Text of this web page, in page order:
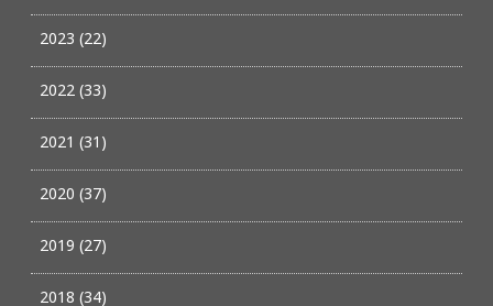
2023 (22)
2022 (33)
2021 (31)
2020 (37)
2019 (27)
2018 (34)